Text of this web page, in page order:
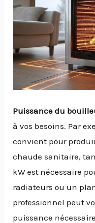
Puissance du
à vos besoins. Par
convient pour
chaude sanitaire,
kW est nécessaire
radiateurs ou un
professionnel peut
puissance